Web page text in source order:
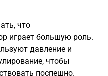
что
играет большую роль.
давление и
чтобы
поспешно.